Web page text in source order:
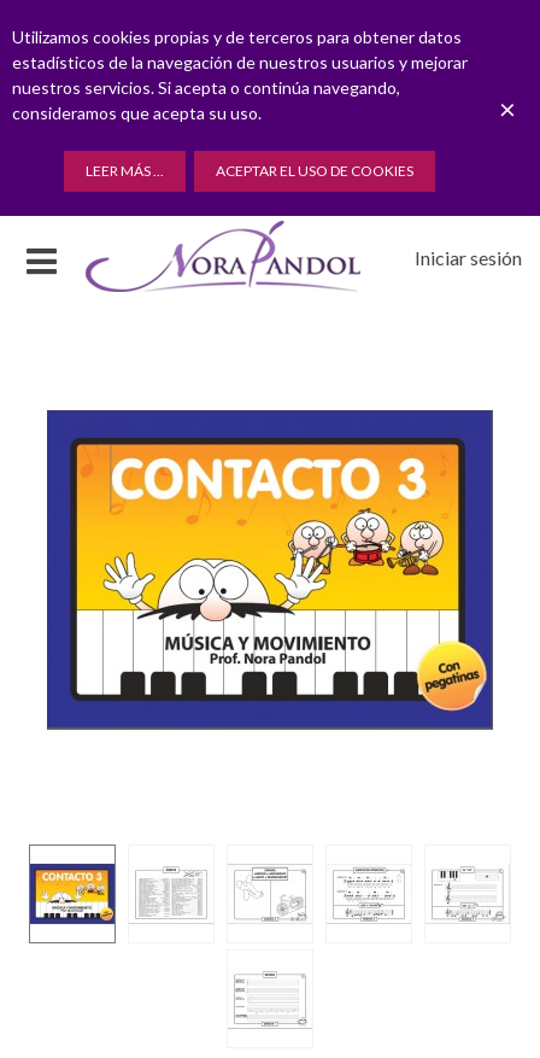
Utilizamos cookies propias y de terceros para obtener datos
estadísticos de la navegación de nuestros usuarios y mejorar
nuestros servicios. Si acepta o continúa navegando,
consideramos que acepta su uso.
LEER MÁS ... ACEPTAR EL USO DE COOKIES
×
Iniciar sesión